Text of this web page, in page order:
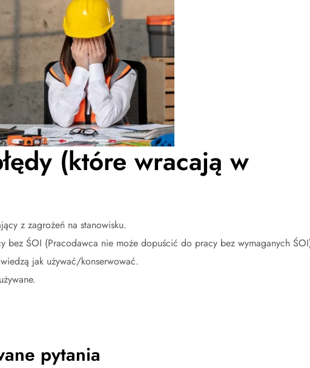
(które wracają w
z zagrożeń na stanowisku.
bez ŚOI (Pracodawca nie może dopuścić do pracy bez wymaganych
jak używać/konserwować.
pytania